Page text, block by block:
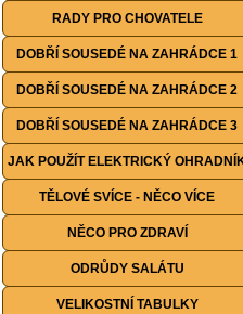
RADY PRO CHOVATELE
DOBŘÍ SOUSEDÉ NA ZAHRÁDCE 1
DOBŘÍ SOUSEDÉ NA ZAHRÁDCE 2
DOBŘÍ SOUSEDÉ NA ZAHRÁDCE 3
JAK POUŽÍT ELEKTRICKÝ
TĚLOVÉ SVÍCE - NĚCO VÍCE
NĚCO PRO ZDRAVÍ
ODRŮDY SALÁTU
VELIKOSTNÍ TABULKY